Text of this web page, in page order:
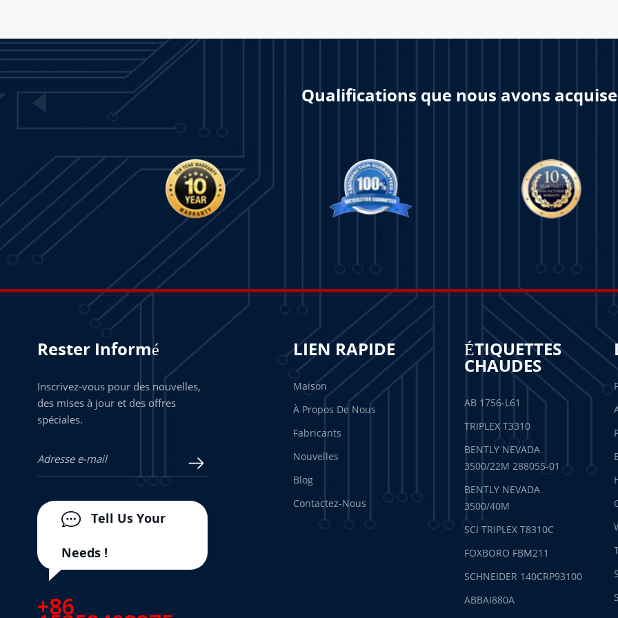
Qualifications que nous avons
Rester Informé
Inscrivez-vous pour des nouvelles,
des mises à jour et des offres
spéciales.
Tell Us Your
Needs !
+86
LIEN RAPIDE
Maison
À Propos De Nous
Fabricants
Nouvelles
Blog
Contactez-Nous
ÉTIQUETTES
CHAUDES
AB 1756-L61
TRIPLEX T3310
BENTLY NEVADA
3500/22M 288055-01
BENTLY NEVADA
3500/40M
SCI TRIPLEX T8310C
FOXBORO FBM211
SCHNEIDER 140CRP93100
ABBAI880A